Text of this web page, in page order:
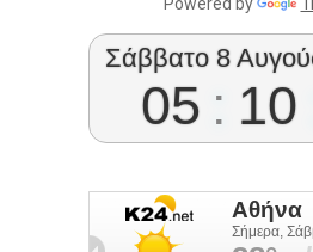
Powered by
Σάββατο 8
05 : 10